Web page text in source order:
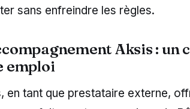
sans enfreindre les règles.
Aksis : un
emploi
en tant que prestataire externe,